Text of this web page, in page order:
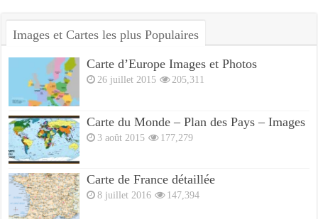
Images et Cartes les plus Populaires
Carte d’Europe Images et Photos
26 juillet 2015 205,311
Carte du Monde – Plan des Pays – Images
3 août 2015 177,279
Carte de France détaillée
8 juillet 2016 147,394